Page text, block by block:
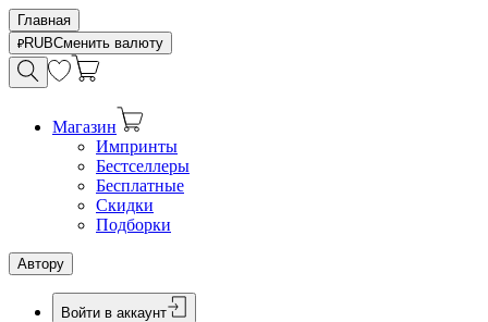
Главная
RUBСменить валюту
Магазин
Импринты
Бестселлеры
Бесплатные
Скидки
Подборки
Автору
Войти в аккаунт